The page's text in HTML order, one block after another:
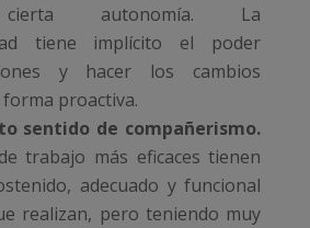
autonomía. La
tiene implícito el poder
y hacer los cambios
proactiva.
sentido de compañerismo.
trabajo más eficaces tienen
adecuado y funcional
realizan, pero teniendo muy